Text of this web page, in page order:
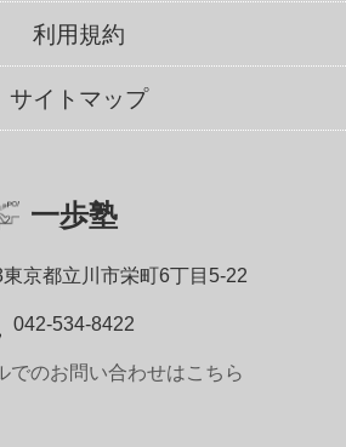
利用規約
サイトマップ
一歩塾
東京都立川市栄町6丁目5-22
042-534-8422
でのお問い合わせはこちら